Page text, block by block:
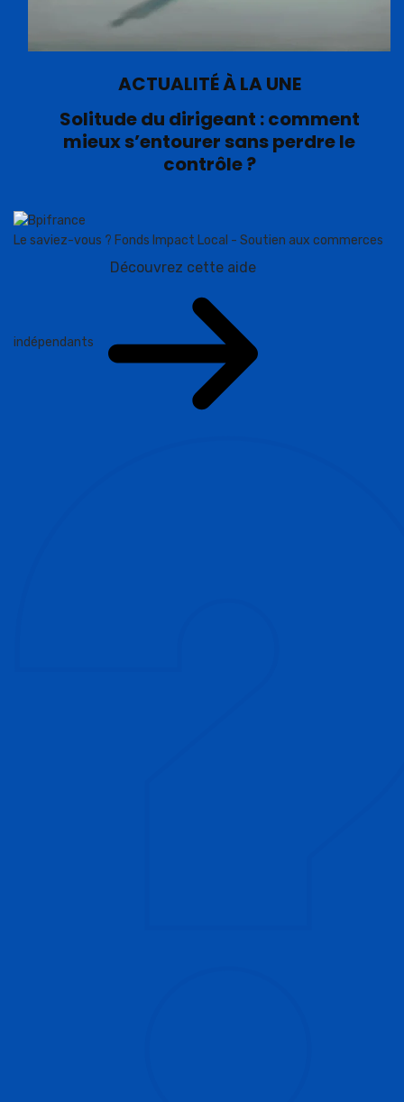
ACTUALITÉ À LA UNE
Solitude du dirigeant : comment
mieux s’entourer sans perdre le
contrôle ?
Le saviez-vous ? Fonds Impact Local - Soutien aux commerces
indépendants
Découvrez cette aide